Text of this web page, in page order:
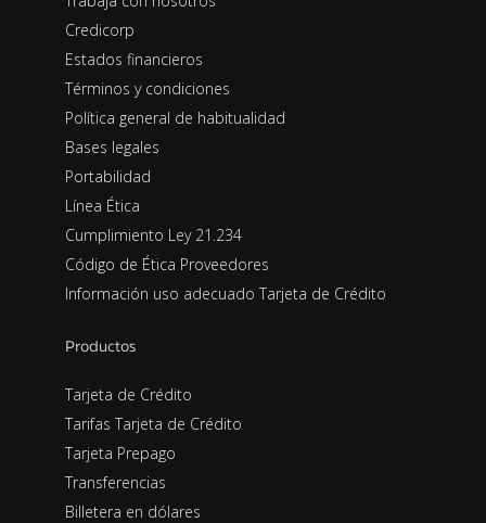
Credicorp
Estados financieros
Términos y condiciones
Política general de habitualidad
Bases legales
Portabilidad
Línea Ética
Cumplimiento Ley 21.234
Código de Ética Proveedores
Información uso adecuado Tarjeta de Crédito
Productos
Tarjeta de Crédito
Tarifas Tarjeta de Crédito
Tarjeta Prepago
Transferencias
Billetera en dólares